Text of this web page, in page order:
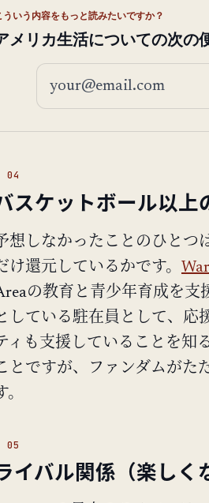
ういう内容をもっと読みたいですか？
メリカ生活についての次の
メールアドレス
スケットボール以上
想しなかったことのひとつ
け還元しているかです。
の教育と青少年育成を支
している駐在員として、応
ィも支援していることを知
とですが、ファンダムがた
。
イバル関係（楽しく